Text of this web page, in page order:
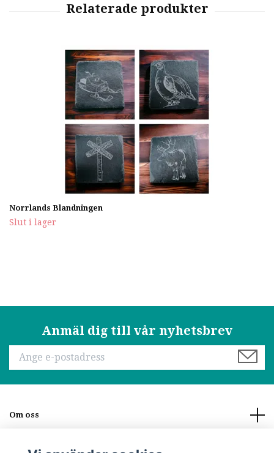
Norrlands Blandningen
Slut i lager
Anmäl dig till vår nyhetsbrev
Om oss